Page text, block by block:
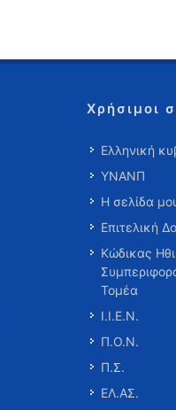
Χρήσιμοι
Ελληνική
ΥΝΑΝΠ
Η σελίδα
Επιτελική
Κώδικας
Τομέα
Ι.Ι.Ε.Ν.
Π.Ο.Ν.
Π.Σ.
ΕΛ.ΑΣ.